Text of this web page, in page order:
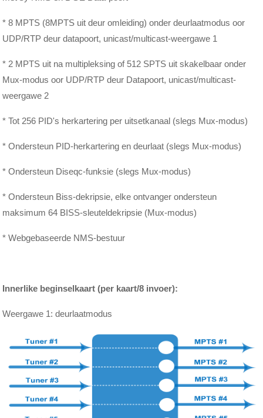
* 8 MPTS (8MPTS uit deur omleiding) onder deurlaatmodus oor
UDP/RTP deur datapoort, unicast/multicast-weergawe 1
* 2 MPTS uit na multipleksing of 512 SPTS uit skakelbaar onder
Mux-modus oor UDP/RTP deur Datapoort, unicast/multicast-
weergawe 2
* Tot 256 PID's herkartering per uitsetkanaal (slegs Mux-modus)
* Ondersteun PID-herkartering en deurlaat (slegs Mux-modus)
* Ondersteun Diseqc-funksie (slegs Mux-modus)
* Ondersteun Biss-dekripsie, elke ontvanger ondersteun
maksimum 64 BISS-sleuteldekripsie (Mux-modus)
* Webgebaseerde NMS-bestuur
Innerlike beginselkaart (per kaart/8 invoer):
Weergawe 1: deurlaatmodus